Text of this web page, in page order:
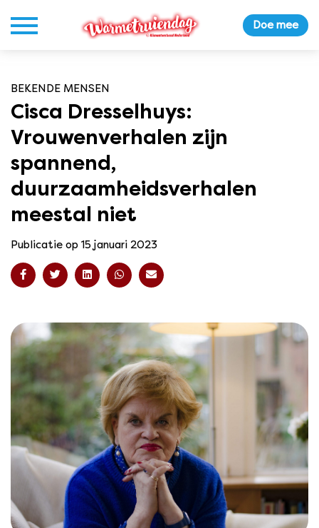
Doe mee
BEKENDE MENSEN
Cisca Dresselhuys:
Vrouwenverhalen zijn
spannend,
duurzaamheidsverhalen
meestal niet
Publicatie op 15 januari 2023